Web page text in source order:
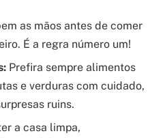
as mãos antes de comer
É a regra número um!
Prefira sempre alimentos
e verduras com cuidado,
ruins.
a casa limpa,